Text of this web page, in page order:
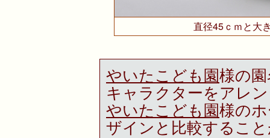
直径45ｃｍと大
やいたこども園様の
キャラクターをアレ
やいたこども園様の
ザインと比較するこ